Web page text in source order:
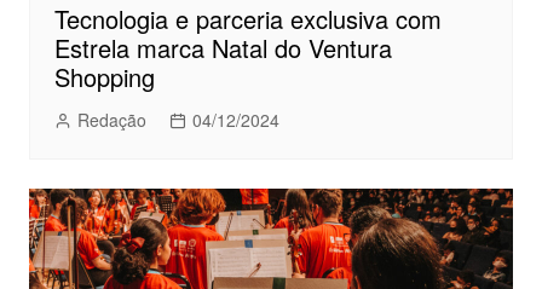
Tecnologia e parceria exclusiva com
Estrela marca Natal do Ventura
Shopping
Redação 04/12/2024